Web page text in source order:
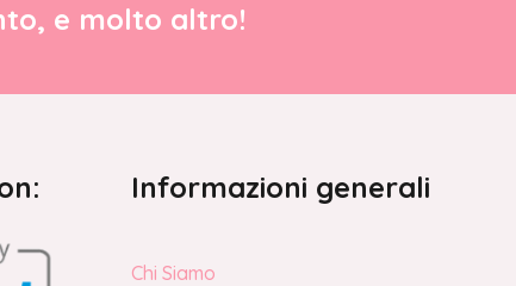
e molto altro!
Informazioni generali
Chi Siamo